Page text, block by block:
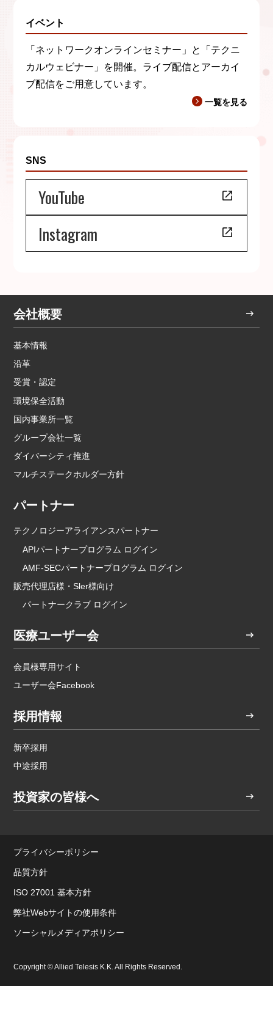
イベント
「ネットワークオンラインセミナー」と「テクニ
カルウェビナー」を開催。ライブ配信とアーカイ
ブ配信をご用意しています。
一覧を見る
SNS
YouTube
Instagram
会社概要
基本情報
沿革
受賞・認定
環境保全活動
国内事業所一覧
グループ会社一覧
ダイバーシティ推進
マルチステークホルダー方針
パートナー
テクノロジーアライアンスパートナー
APIパートナープログラム ログイン
AMF-SECパートナープログラム ログイン
販売代理店様・Sler様向け
パートナークラブ ログイン
医療ユーザー会
会員様専用サイト
ユーザー会Facebook
採用情報
新卒採用
中途採用
投資家の皆様へ
プライバシーポリシー
品質方針
ISO 27001 基本方針
弊社Webサイトの使用条件
ソーシャルメディアポリシー
Copyright © Allied Telesis K.K. All Rights Reserved.